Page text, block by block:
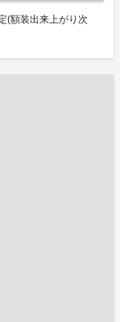
(額装出来上がり次